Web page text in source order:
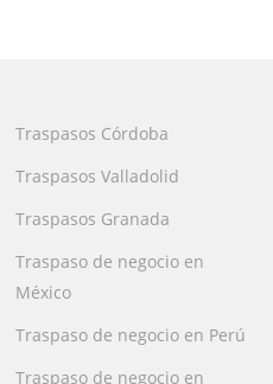
Traspasos Córdoba
Traspasos Valladolid
Traspasos Granada
Traspaso de negocio en
México
Traspaso de negocio en Perú
Traspaso de negocio en